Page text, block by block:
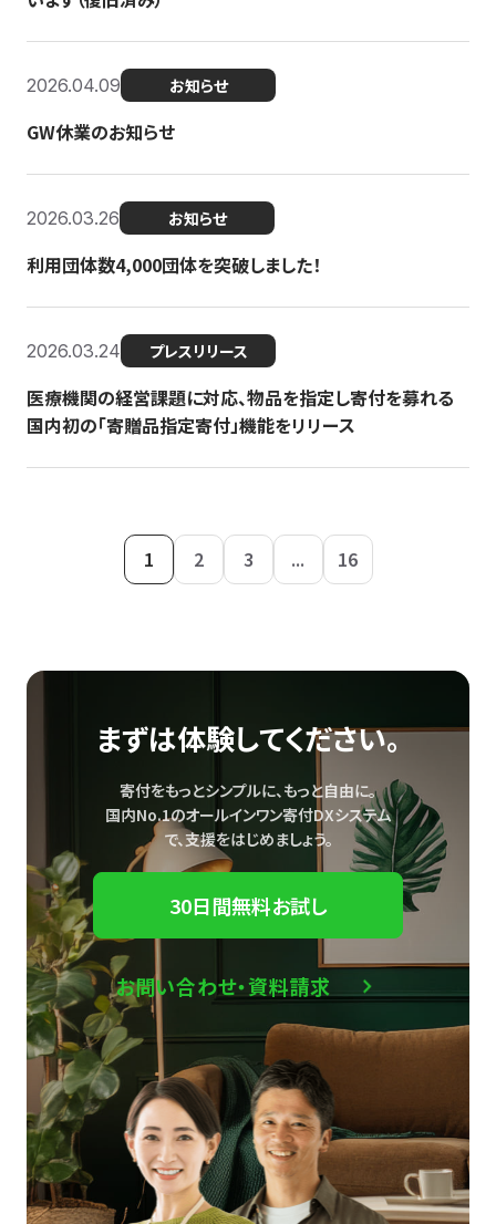
2026.04.09 お知らせ
GW休業のお知らせ
2026.03.26 お知らせ
利用団体数4,000団体を突破しました！
2026.03.24 プレスリリース
医療機関の経営課題に対応、物品を指定し寄付を募れる
国内初の「寄贈品指定寄付」機能をリリース
1 2 3 ... 16
まずは体験してください。
寄付をもっとシンプルに、もっと自由に。
国内No.1のオールインワン寄付DXシステム
で、支援をはじめましょう。
30日間無料お試し
お問い合わせ・資料請求